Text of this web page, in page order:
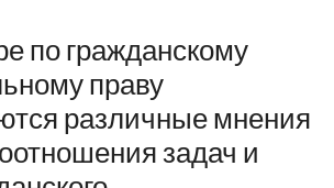
по гражданскому
праву
различные мнения
задач и